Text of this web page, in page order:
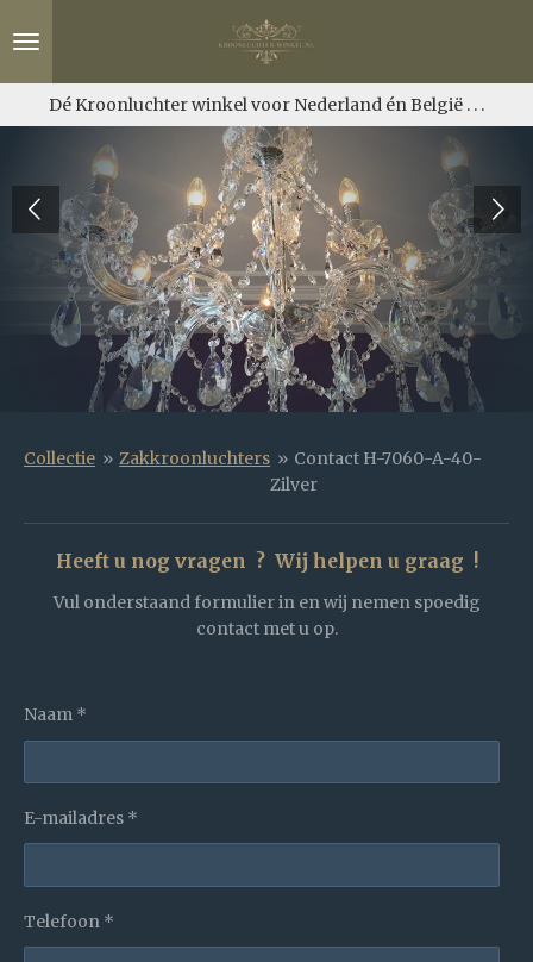
direct
hoofdinhoud
Dé Kroonluchter winkel voor Nederland én België . . .
Collectie » Zakkroonluchters » Contact H-7060-A-40-
Zilver
Heeft u nog vragen ? Wij helpen u graag !
Vul onderstaand formulier in en wij nemen spoedig
contact met u op.
Naam *
E-mailadres *
Telefoon *